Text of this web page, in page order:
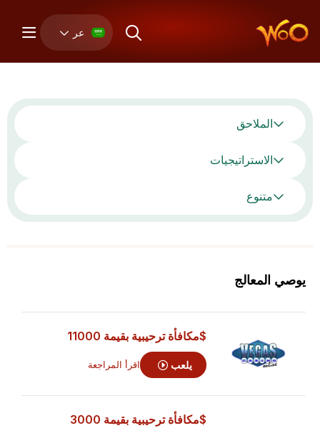
عر
الملاحق
الاستراتيجيات
متنوع
يوصي المعالج
$مكافأة ترحيبية بقيمة 11000
يلعب اقرأ المراجعة
$مكافأة ترحيبية بقيمة 3000